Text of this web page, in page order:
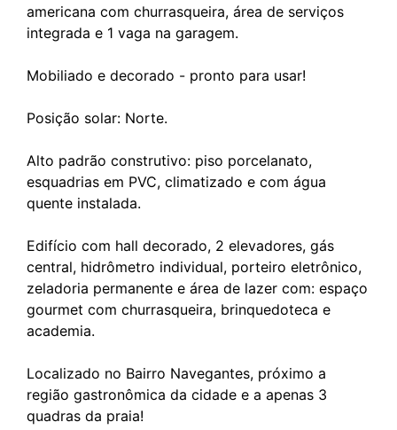
americana com churrasqueira, área de serviços
integrada e 1 vaga na garagem.
Mobiliado e decorado - pronto para usar!
Posição solar: Norte.
Alto padrão construtivo: piso porcelanato,
esquadrias em PVC, climatizado e com água
quente instalada.
Edifício com hall decorado, 2 elevadores, gás
central, hidrômetro individual, porteiro eletrônico,
zeladoria permanente e área de lazer com: espaço
gourmet com churrasqueira, brinquedoteca e
academia.
Localizado no Bairro Navegantes, próximo a
região gastronômica da cidade e a apenas 3
quadras da praia!